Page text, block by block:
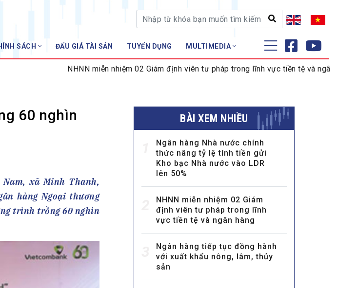
SÁCH ĐẤU GIÁ TÀI SẢN TUYỂN DỤNG MULTIMEDIA
NHNN miễn nhiệm 02 Giám định viên tư pháp trong lĩnh vực tiền tệ và ngân hàng
60 nghìn
xã Minh Thanh,
hàng Ngoại thương
trình trồng 60 nghìn
BÀI XEM NHIỀU
Ngân hàng Nhà nước chính
thức nâng tỷ lệ tính tiền gửi
Kho bạc Nhà nước vào LDR
lên 50%
NHNN miễn nhiệm 02 Giám
định viên tư pháp trong lĩnh
vực tiền tệ và ngân hàng
Ngân hàng tiếp tục đồng hành
với xuất khẩu nông, lâm, thủy
sản